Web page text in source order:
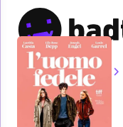
Home Film